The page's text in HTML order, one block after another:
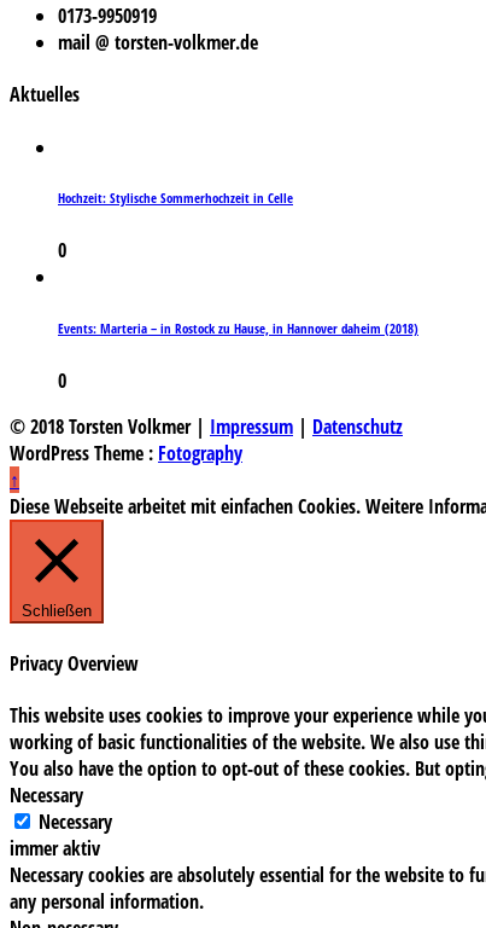
0173-9950919
mail @ torsten-volkmer.de
Aktuelles
Hochzeit: Stylische Sommerhochzeit in Celle
0
Events: Marteria – in Rostock zu Hause, in Hannover daheim (2018)
0
© 2018 Torsten Volkmer | Impressum | Datenschutz
WordPress Theme : Fotography
↑
Diese Webseite arbeitet mit einfachen Cookies. Weitere
Schließen
Privacy Overview
This website uses cookies to improve your experience while
working of basic functionalities of the website. We also use
You also have the option to opt-out of these cookies. But
Necessary
Necessary
immer aktiv
Necessary cookies are absolutely essential for the website to
any personal information.